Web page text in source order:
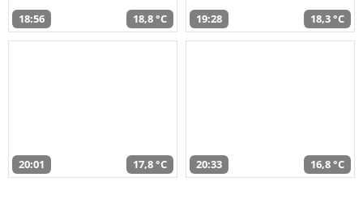
18:56 18,8 °C 19:28 18,3 °C
20:01 17,8 °C 20:33 16,8 °C